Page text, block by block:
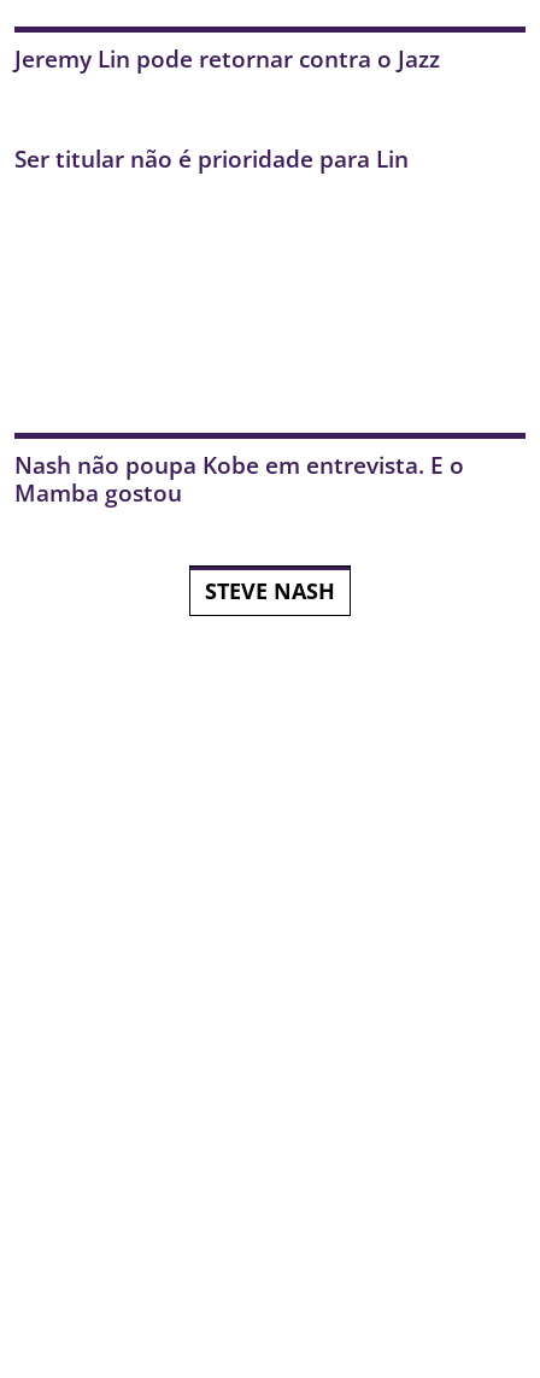
Jeremy Lin pode retornar contra o Jazz
Ser titular não é prioridade para Lin
Nash não poupa Kobe em entrevista. E o
Mamba gostou
STEVE NASH